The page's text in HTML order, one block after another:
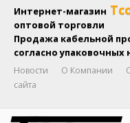
Интернет-магазин
оптовой торговли
Продажа кабельной
согласно упаковочных
Новости О Компании
сайта